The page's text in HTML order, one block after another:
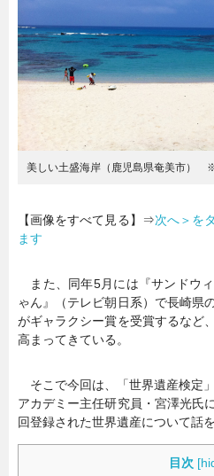
美しい土盛海岸（鹿児島県奄美市）
【画像をすべて見る】⇒次へ＞を
ます
また、同年5月には『サンドウ
ゃん』（テレビ朝日系）で長崎県
がギャラクシー賞を受賞するなど
高まってきている。
そこで今回は、「世界遺産検定
アカデミー主任研究員・宮澤光氏
回登録された世界遺産について話を
目次 [